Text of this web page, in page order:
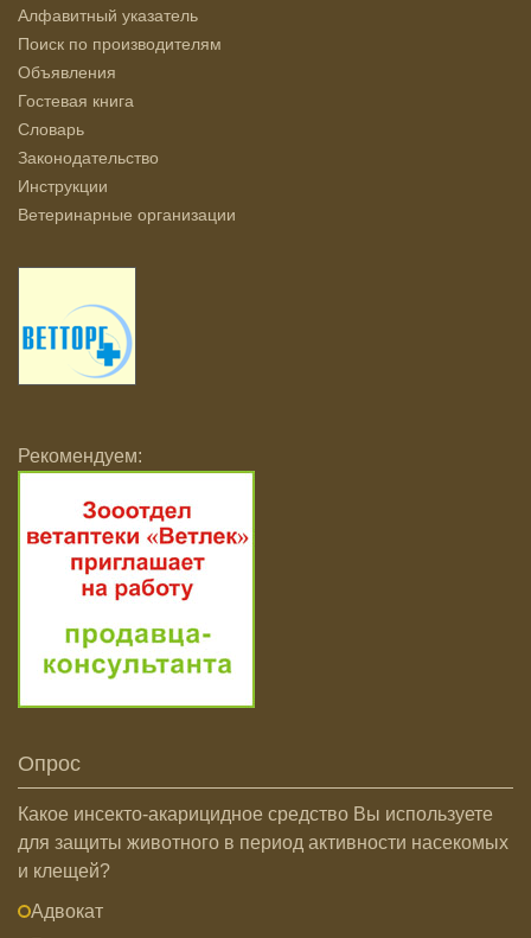
Алфавитный указатель
Поиск по производителям
Объявления
Гостевая книга
Словарь
Законодательство
Инструкции
Ветеринарные организации
Рекомендуем:
Опрос
Какое инсекто-акарицидное средство Вы используете
для защиты животного в период активности насекомых
и клещей?
Адвокат